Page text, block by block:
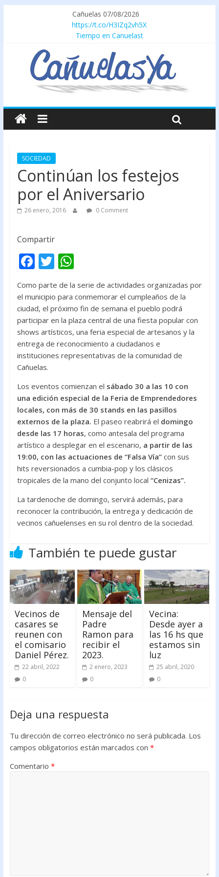
Cañuelas 07/08/2026
https://t.co/H3IZq2vh5X
Tiempo en Canuelast
SOCIEDAD
Continúan los festejos
por el Aniversario
26 enero, 2016 0 Comment
Compartir
F
e
b
o
o
k
T
w
itt
er
W
at
s
A
p
p
Como parte de la serie de actividades organizadas por
el municipio para conmemorar el cumpleaños de la
ciudad, el próximo fin de semana el pueblo podrá
participar en la plaza central de una fiesta popular con
shows artísticos, una feria especial de artesanos y la
entrega de reconocimiento a ciudadanos e
instituciones representativas de la comunidad de
Cañuelas.
Los eventos comienzan el sábado 30 a las 10 con
una edición especial de la Feria de Emprendedores
locales, con más de 30 stands en las pasillos
externos de la plaza. El paseo reabrirá el domingo
desde las 17 horas, como antesala del programa
artístico a desplegar en el escenario, a partir de las
19:00, con las actuaciones de “Falsa Vía”con sus
hits reversionados a cumbia-pop y los clásicos
tropicales de la mano del conjunto local “Cenizas”.
La tardenoche de domingo, servirá además, para
reconocer la contribución, la entrega y dedicación de
vecinos cañuelenses en su rol dentro de la sociedad.
También te puede gustar
Vecinos de
casares se
reunen con
el comisario
Daniel Pérez.
22 abril, 2022
0
Mensaje del
Padre
Ramon para
recibir el
2023.
2 enero, 2023
0
Vecina:
Desde ayer a
las 16 hs que
estamos sin
luz
25 abril, 2020
0
Deja una respuesta
Tu dirección de correo electrónico no será publicada. Los
campos obligatorios están marcados con *
Comentario *